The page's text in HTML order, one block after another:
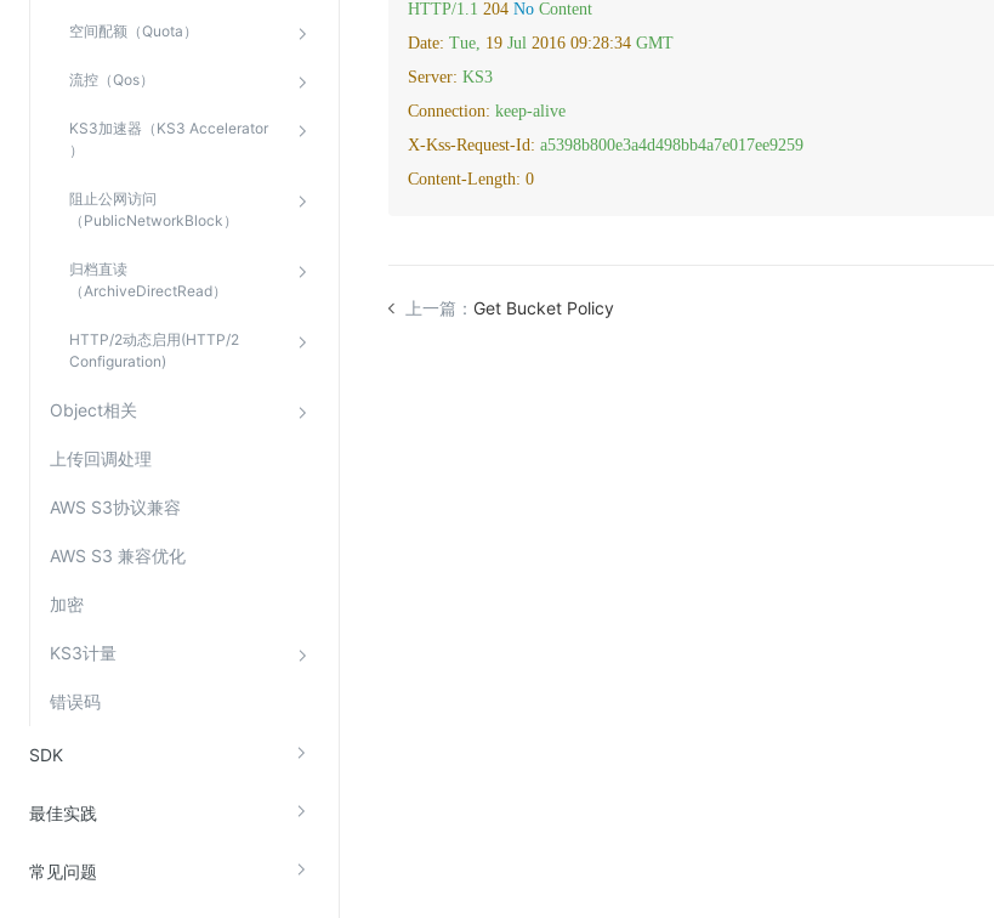
空间配额（Quota）
流控（Qos）
KS3加速器（KS3 Accelerator
）
阻止公网访问
（PublicNetworkBlock）
归档直读
（ArchiveDirectRead）
HTTP/2动态启用(HTTP/2
Configuration)
Object相关
上传回调处理
AWS S3协议兼容
AWS S3 兼容优化
加密
KS3计量
错误码
SDK
最佳实践
常见问题
HTTP/1.1 204 No Content
Date: Tue, 19 Jul 2016 09:28:34 GMT
Server: KS3
Connection: keep-alive
X-Kss-Request-Id: a5398b800e3a4d498bb4a7e017ee9259
Content-Length: 0
上一篇： Get Bucket Policy